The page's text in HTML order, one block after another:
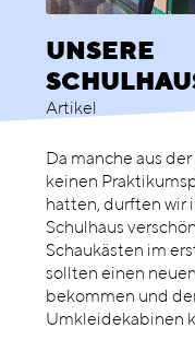
UNSERE
Artikel
Da manche aus
keinen
hatten, durften wir
Schulhaus
Schaukästen im
sollten einen
bekommen und
Umkleidekabinen